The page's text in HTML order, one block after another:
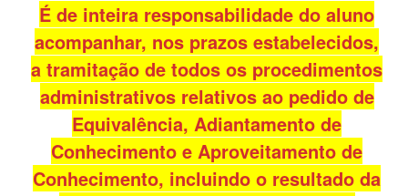
É de inteira responsabilidade do aluno
acompanhar, nos prazos estabelecidos,
a tramitação de todos os procedimentos
administrativos relativos ao pedido de
Equivalência, Adiantamento de
Conhecimento e Aproveitamento de
Conhecimento, incluindo o resultado da